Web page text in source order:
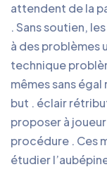
attendent de la
. Sans soutien,
à des problèmes
technique
mêmes sans
but . éclair
proposer à
procédure . Ces
étudier